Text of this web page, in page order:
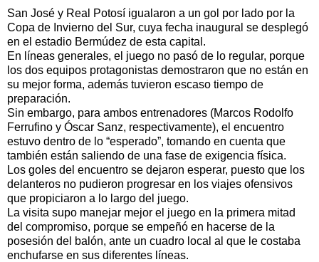
San José y Real Potosí igualaron a un gol por lado por la
Copa de Invierno del Sur, cuya fecha inaugural se desplegó
en el estadio Bermúdez de esta capital.
En líneas generales, el juego no pasó de lo regular, porque
los dos equipos protagonistas demostraron que no están en
su mejor forma, además tuvieron escaso tiempo de
preparación.
Sin embargo, para ambos entrenadores (Marcos Rodolfo
Ferrufino y Óscar Sanz, respectivamente), el encuentro
estuvo dentro de lo “esperado”, tomando en cuenta que
también están saliendo de una fase de exigencia física.
Los goles del encuentro se dejaron esperar, puesto que los
delanteros no pudieron progresar en los viajes ofensivos
que propiciaron a lo largo del juego.
La visita supo manejar mejor el juego en la primera mitad
del compromiso, porque se empeñó en hacerse de la
posesión del balón, ante un cuadro local al que le costaba
enchufarse en sus diferentes líneas.